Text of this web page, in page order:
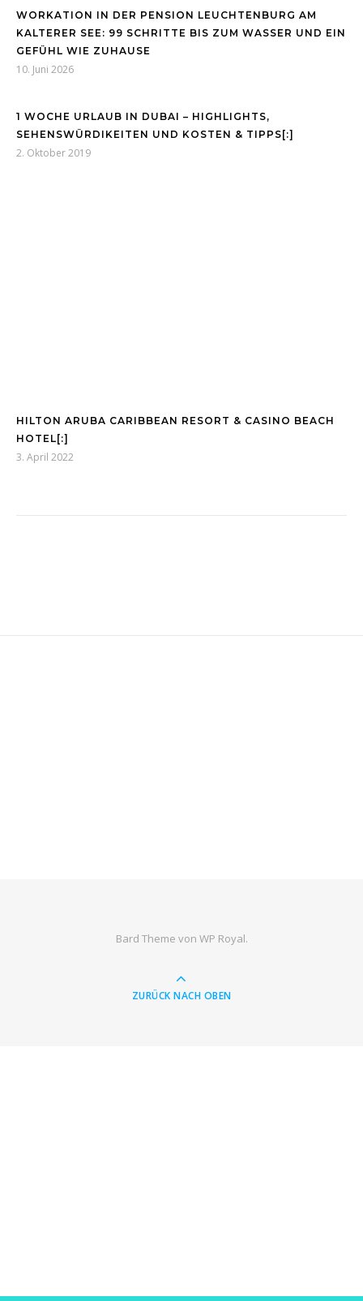
WORKATION IN DER PENSION LEUCHTENBURG AM
KALTERER SEE: 99 SCHRITTE BIS ZUM WASSER UND EIN
GEFÜHL WIE ZUHAUSE
10. Juni 2026
1 WOCHE URLAUB IN DUBAI – HIGHLIGHTS,
SEHENSWÜRDIKEITEN UND KOSTEN & TIPPS[:]
2. Oktober 2019
HILTON ARUBA CARIBBEAN RESORT & CASINO BEACH
HOTEL[:]
3. April 2022
Bard Theme von WP Royal.
ZURÜCK NACH OBEN